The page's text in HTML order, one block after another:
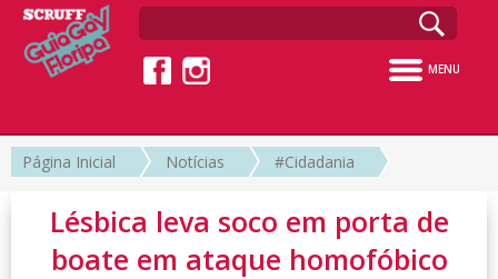
MENU
Página Inicial Notícias #Cidadania
Lésbica leva soco em porta de
boate em ataque homofóbico